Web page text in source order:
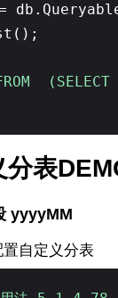
分表
yyyyMM
自定义分表